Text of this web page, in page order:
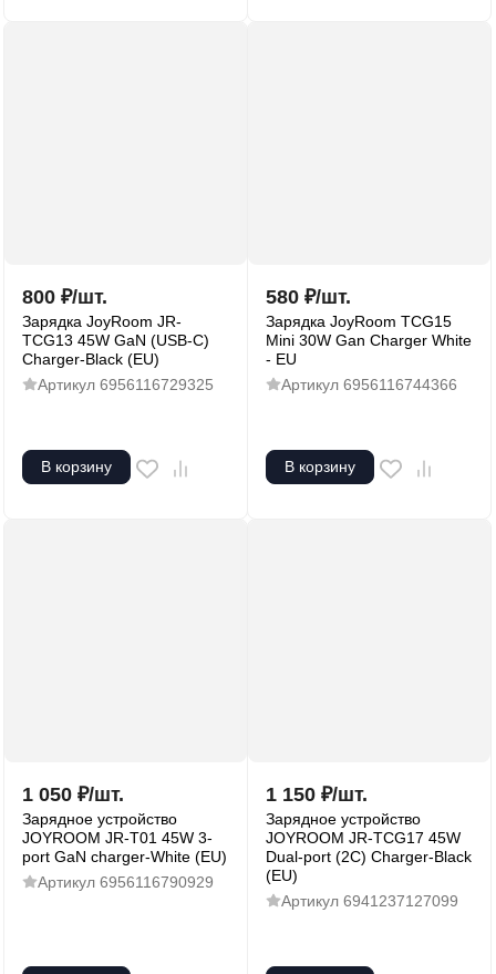
800 ₽/шт.
Зарядка JoyRoom JR-
TCG13 45W GaN (USB-C)
Charger-Black (EU)
Артикул 6956116729325
В корзину
580 ₽/шт.
Зарядка JoyRoom TCG15
Mini 30W Gan Charger White
- EU
Артикул 6956116744366
В корзину
1 050 ₽/шт.
Зарядное устройство
JOYROOM JR-T01 45W 3-
port GaN charger-White (EU)
Артикул 6956116790929
1 150 ₽/шт.
Зарядное устройство
JOYROOM JR-TCG17 45W
Dual-port (2C) Charger-Black
(EU)
Артикул 6941237127099